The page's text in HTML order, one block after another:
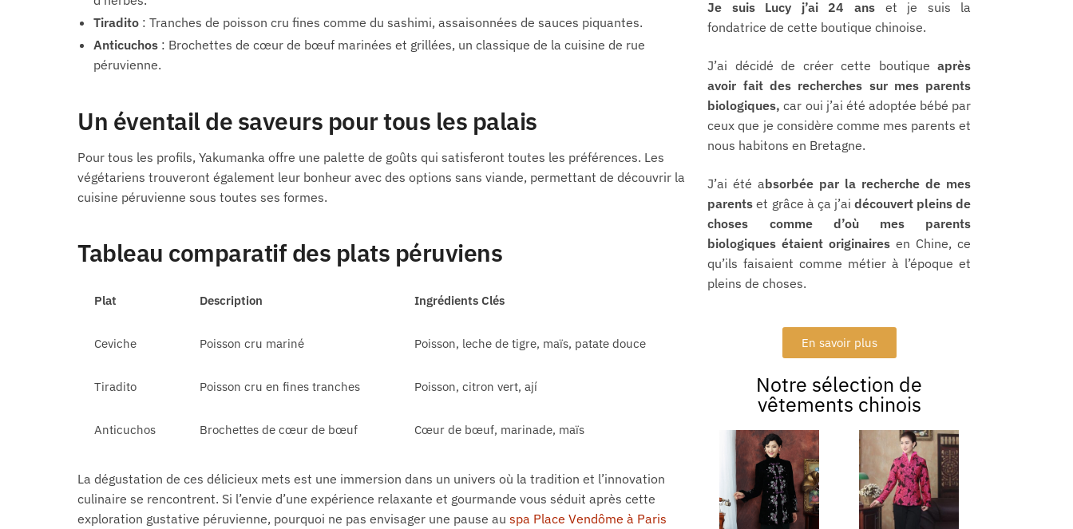
Tiradito : Tranches de poisson cru fines comme du sashimi, assaisonnées de sauces piquantes.
Anticuchos : Brochettes de cœur de bœuf marinées et grillées, un classique de la cuisine de rue
péruvienne.
Un éventail de saveurs pour tous les palais
Pour tous les profils, Yakumanka offre une palette de goûts qui satisferont toutes les préférences. Les
végétariens trouveront également leur bonheur avec des options sans viande, permettant de découvrir la
cuisine péruvienne sous toutes ses formes.
Tableau comparatif des plats péruviens
Plat Description Ingrédients Clés
Ceviche Poisson cru mariné Poisson, leche de tigre, maïs, patate douce
Tiradito Poisson cru en fines tranches Poisson, citron vert, ají
Anticuchos Brochettes de cœur de bœuf Cœur de bœuf, marinade, maïs
La dégustation de ces délicieux mets est une immersion dans un univers où la tradition et l’innovation
culinaire se rencontrent. Si l’envie d’une expérience relaxante et gourmande vous séduit après cette
exploration gustative péruvienne, pourquoi ne pas envisager une pause au spa Place Vendôme à Paris
Je suis Lucy j’ai 24 ans et je suis la
fondatrice de cette boutique chinoise.
J’ai décidé de créer cette boutiqueaprès
avoir fait des recherches sur mes parents
biologiques, car oui j’ai été adoptée bébé par
ceux que je considère comme mes parents et
nous habitons en Bretagne.
J’ai été absorbée par la recherche de mes
parents et grâce à ça j’aidécouvert pleins de
choses comme d’où mes parents
biologiques étaient originaires en Chine, ce
qu’ils faisaient comme métier à l’époque et
pleins de choses.
En savoir plus
Notre sélection de
vêtements chinois